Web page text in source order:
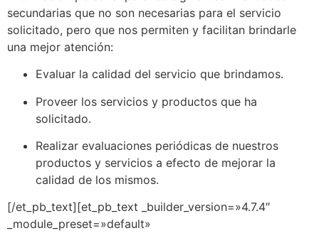
secundarias que no son necesarias para el servicio
solicitado, pero que nos permiten y facilitan brindarle
una mejor atención:
Evaluar la calidad del servicio que brindamos.
Proveer los servicios y productos que ha
solicitado.
Realizar evaluaciones periódicas de nuestros
productos y servicios a efecto de mejorar la
calidad de los mismos.
[/et_pb_text][et_pb_text _builder_version=»4.7.4″
_module_preset=»default»